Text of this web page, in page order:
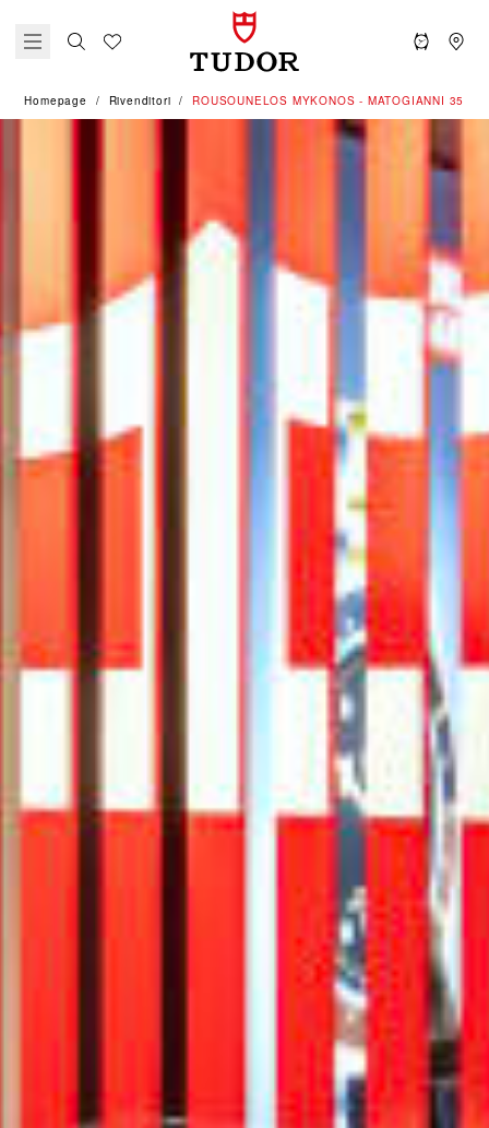
Homepage Rivenditori ‭ROUSOUNELOS MYKONOS - MATOGIANNI 35‬